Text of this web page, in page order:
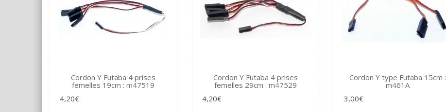
Cordon Y Futaba 4 prises
femelles 19cm : m47519
4,20€
Cordon Y Futaba 4 prises
femelles 29cm : m47529
4,20€
Cordon Y type Futaba 15cm :
m461A
3,00€